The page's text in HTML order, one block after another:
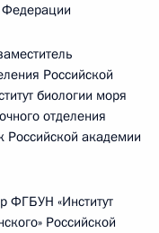
Федерации
Российской
биологии моря
отделения
Российской академии
ФГБУН «Институт
Российской